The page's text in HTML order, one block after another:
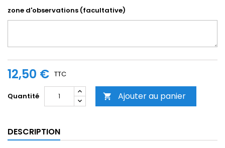
zone d'observations (facultative)
12,50 € TTC
Quantité  Ajouter au panier
DESCRIPTION